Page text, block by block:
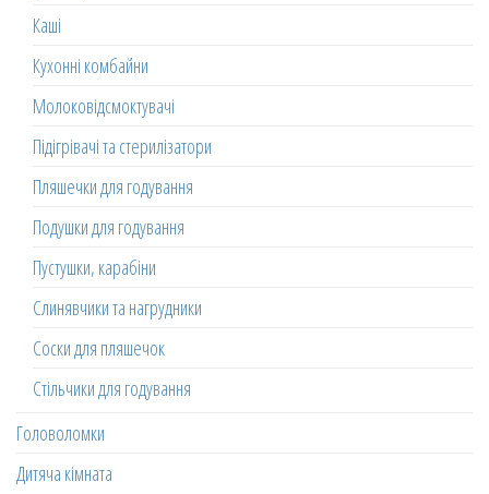
Каші
Кухонні комбайни
Молоковідсмоктувачі
Підігрівачі та стерилізатори
Пляшечки для годування
Подушки для годування
Пустушки, карабіни
Слинявчики та нагрудники
Соски для пляшечок
Стільчики для годування
Головоломки
Дитяча кімната